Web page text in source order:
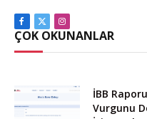
Facebook
X
(Twitter)
Instagram
ÇOK OKUNANLAR
İBB
Vurgunu